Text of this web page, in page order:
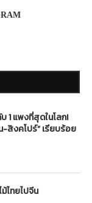
1 แพงที่สุดในโลก!
-สิงคโปร์” เรียบร้อย
ไทยไปจีน